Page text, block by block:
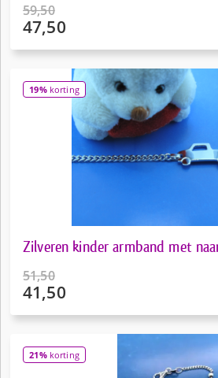
59,50
Oorspronkelijke
47,50
is:
€47,50.
19%korting
Zilveren kinder armband met
51,50
Oorspronkelijke
41,50
is:
€41,50.
21%korting